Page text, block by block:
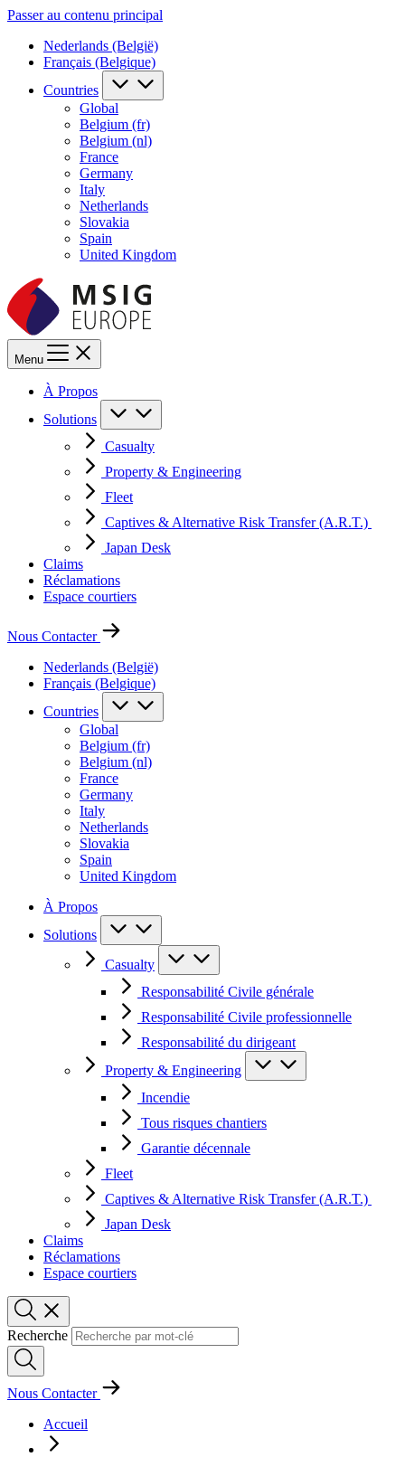
Passer au contenu principal
Nederlands (België)
Français (Belgique)
Countries
Global
Belgium (fr)
Belgium (nl)
France
Germany
Italy
Netherlands
Slovakia
Spain
United Kingdom
Menu
À Propos
Solutions
Casualty
Property & Engineering
Fleet
Captives & Alternative Risk Transfer (A.R.T.)
Japan Desk
Claims
Réclamations
Espace courtiers
Nous Contacter
Nederlands (België)
Français (Belgique)
Countries
Global
Belgium (fr)
Belgium (nl)
France
Germany
Italy
Netherlands
Slovakia
Spain
United Kingdom
À Propos
Solutions
Casualty
Responsabilité Civile générale
Responsabilité Civile professionnelle
Responsabilité du dirigeant
Property & Engineering
Incendie
Tous risques chantiers
Garantie décennale
Fleet
Captives & Alternative Risk Transfer (A.R.T.)
Japan Desk
Claims
Réclamations
Espace courtiers
Recherche
Nous Contacter
Accueil